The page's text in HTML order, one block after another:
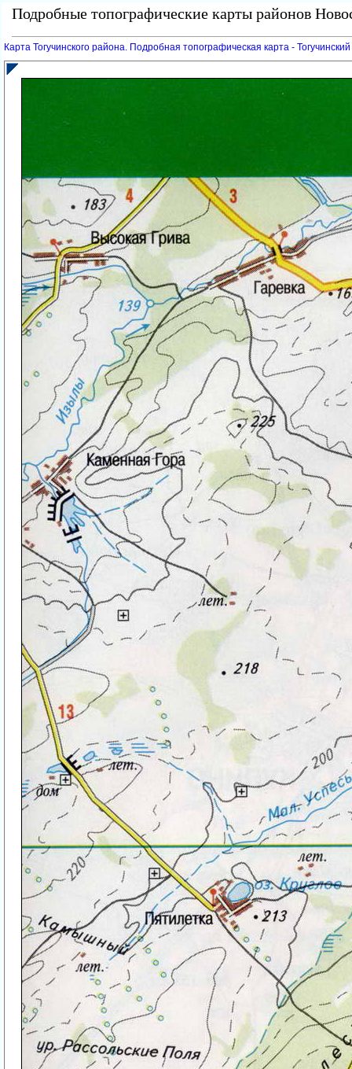
Подробные топографические карты районов
Карта Тогучинского района. Подробная топографическая карта -